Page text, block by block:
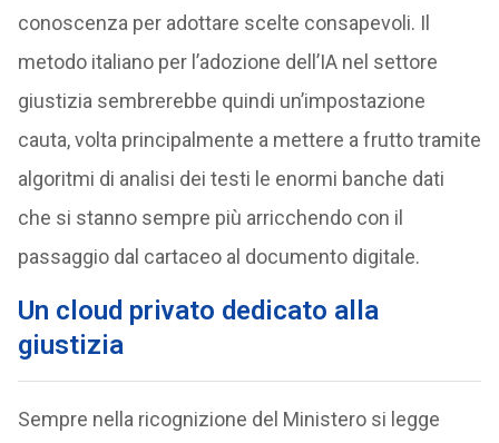
conoscenza per adottare scelte consapevoli. Il
metodo italiano per l’adozione dell’IA nel settore
giustizia sembrerebbe quindi un’impostazione
cauta, volta principalmente a mettere a frutto tramite
algoritmi di analisi dei testi le enormi banche dati
che si stanno sempre più arricchendo con il
passaggio dal cartaceo al documento digitale.
Un cloud privato dedicato alla
giustizia
Sempre nella ricognizione del Ministero si legge